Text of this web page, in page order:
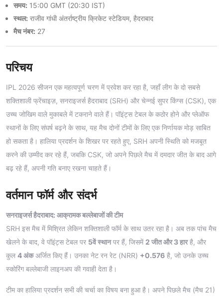
समय: 15:00 GMT (20:30 IST)
स्थल: राजीव गांधी अंतर्राष्ट्रीय क्रिकेट स्टेडियम, हैदराबाद
मैच नंबर: 27
परिचय
IPL 2026 सीजन एक महत्वपूर्ण चरण में प्रवेश कर रहा है, जहाँ लीग के दो सबसे
शक्तिशाली फ्रेंचाइज़, सनराइजर्स हैदराबाद (SRH) और चेन्नई सुपर किंग्स (CSK), एक
उच्च जोखिम वाले मुकाबले में टकराने वाले हैं। पॉइंट्स टेबल के कठोर होने और प्लेऑफ
स्थानों के लिए संघर्ष बढ़ने के साथ, यह मैच दोनों टीमों के लिए एक निर्णायक मोड़ साबित
हो सकता है। हालिया प्रदर्शन के शिखर पर रहते हुए, SRH अपनी स्थिति को मजबूत
करने की उम्मीद कर रहे हैं, जबकि CSK, जो अपने पिछले मैच में दमदार जीत के बाद आगे
बढ़ रहे हैं, अपनी गति बनाए रखना चाहते हैं।
वर्तमान फॉर्म और संदर्भ
सनराइजर्स हैदराबाद: आक्रामक बल्लेबाजों की टीम
SRH इस मैच में मिश्रित लेकिन शक्तिशाली फॉर्म के साथ उतर रहा है। अब तक पांच मैच
खेलने के बाद, वे पॉइंट्स टेबल पर 5वें स्थानपर हैं, जिसमें2 जीत और 3 हारहै, और
कुल 4 अंकअर्जित किए हैं। उनका नेट रन रेट (NRR) +0.576 है, जो उनके उच्च
स्कोरिंग बल्लेबाजी लाइनअप की गवाही देता है।
टीम का हालिया प्रदर्शन सभी की चर्चा का विषय बना हुआ है। अपने पिछले मैच (मैच 21)